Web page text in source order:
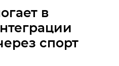
в
спорт